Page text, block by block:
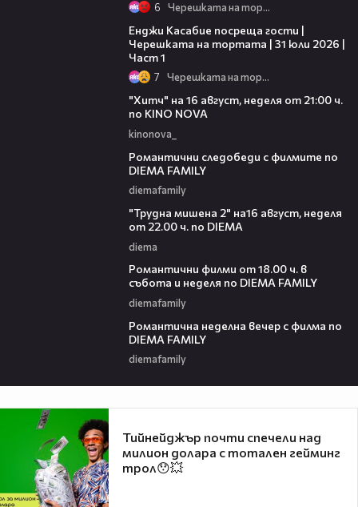
6 Черешката на тортата
Енджи Касабие посреща гости |
Черешката на тортата | 31 юли 2026 |
Част 1
7 Черешката на тортата
"Хитч" на 16 август, неделя от 21:00 ч.
по KINO NOVA
kinonova_
Романтични следобеди с филмите по
DIEMA FAMILY
diemafamily
"Трудна мишена 2" на16 август, неделя
от 22.00 ч. по DIEMA
diema
Романтични филми от 18.00 ч. в
събота и неделя по DIEMA FAMILY
diemafamily
Романтичнa неделна вечер с филма по
DIEMA FAMILY
diemafamily
Тийнейджър почти спечели над
милион долара с тотален гейминг
трол😯💥